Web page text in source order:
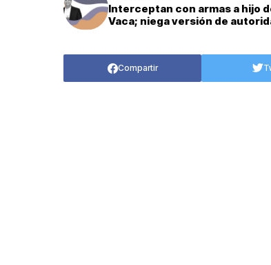
Interceptan con armas a hijo
Vaca; niega versión de
Compartir